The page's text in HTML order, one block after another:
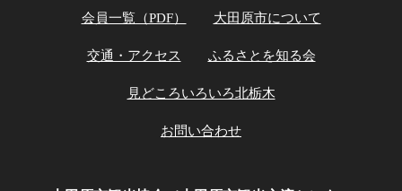
会員一覧（PDF） 大田原市について
交通・アクセス ふるさとを知る会
見どころいろいろ北栃木
お問い合わせ